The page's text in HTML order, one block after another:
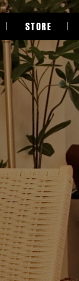
STORE
門市介紹